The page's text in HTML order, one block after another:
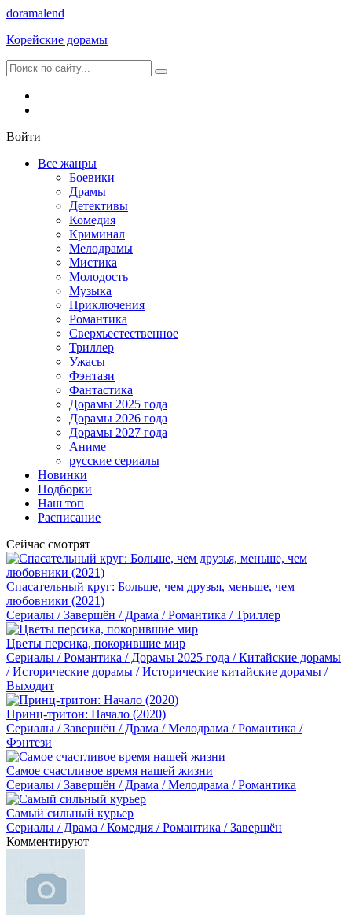
doramalend
Корейские дорамы
Войти
Все жанры
Боевики
Драмы
Детективы
Комедия
Криминал
Мелодрамы
Мистика
Молодость
Музыка
Приключения
Романтика
Сверхъестественное
Триллер
Ужасы
Фэнтази
Фантастика
Дорамы 2025 года
Дорамы 2026 года
Дорамы 2027 года
Аниме
русские сериалы
Новинки
Подборки
Наш топ
Расписание
Сейчас смотрят
Спасательный круг: Больше, чем друзья, меньше, чем
любовники (2021)
Сериалы / Завершён / Драма / Романтика / Триллер
Цветы персика, покорившие мир
Сериалы / Романтика / Дорамы 2025 года / Китайские дорамы
/ Исторические дорамы / Исторические китайские дорамы /
Выходит
Принц-тритон: Начало (2020)
Сериалы / Завершён / Драма / Мелодрама / Романтика /
Фэнтези
Самое счастливое время нашей жизни
Сериалы / Завершён / Драма / Мелодрама / Романтика
Самый сильный курьер
Сериалы / Драма / Комедия / Романтика / Завершён
Комментируют